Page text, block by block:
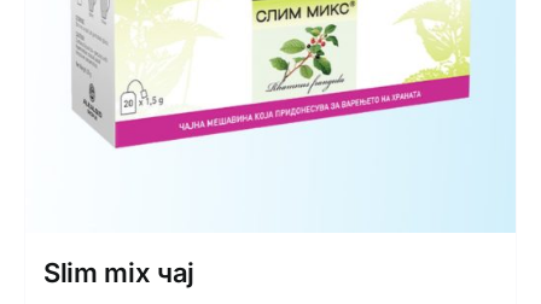
Slim mix чај